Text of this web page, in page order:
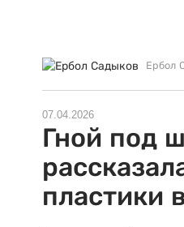
Ербол
07.04.2026
Гной под
пластики